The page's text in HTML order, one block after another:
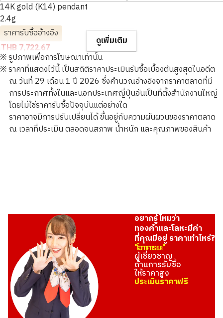
14K gold (K14) pendant
2.4g
ราคารับซื้ออ้างอิง
THB 7,722.67
ดูเพิ่มเติม
※ รูปภาพเพื่อการโฆษณาเท่านั้น
※ ราคาที่แสดงไว้นี้ เป็นสถิติราคาประเมินรับซื้อเบื้องต้นสูงสุดในอดีต
ณ วันที่ 29 เดือน 1 ปี 2026 ซึ่งคำนวณอ้างอิงจากราคาตลาดที่มี
การประกาศทั้งในและนอกประเทศญี่ปุ่นอันเป็นที่ตั้งสำนักงานใหญ่
โดยไม่ใช่ราคารับซื้อปัจจุบันแต่อย่างใด
ราคาอาจมีการปรับเปลี่ยนได้ ขึ้นอยู่กับความผันผวนของราคาตลาด
ณ เวลาที่ประเมิน ตลอดจนสภาพ น้ำหนัก และคุณภาพของสินค้า
อยากรู้ไหมว่า
ทองคำและโลหะมีค่า
ที่คุณมีอยู่ ราคาเท่าไหร่?
"โอทาคาระยะ"
ผู้เชี่ยวชาญ
ด้านการรับซื้อ
ให้ราคาสูง
ประเมินราคาฟรี